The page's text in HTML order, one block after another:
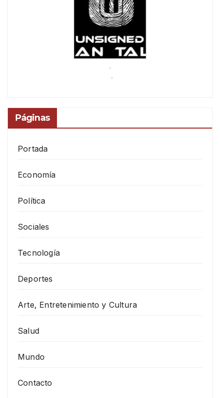
Páginas
Portada
Economía
Política
Sociales
Tecnología
Deportes
Arte, Entretenimiento y Cultura
Salud
Mundo
Contacto